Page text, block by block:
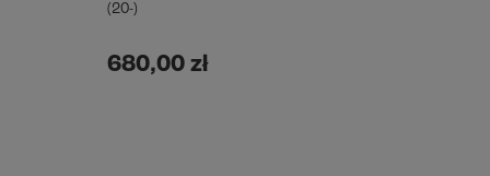
(20-)
680,00 zł